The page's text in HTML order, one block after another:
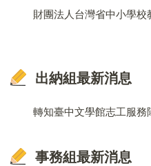
出納組
無障礙設施推動委員會
節約能源推動小組
財團法人台灣省中小學校教職員福利文教基
出納組最新消息
轉知臺中文學館志工服務隊112年度志工招募簡章，報
事務組最新消息